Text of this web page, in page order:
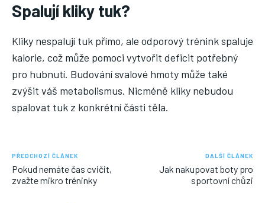
Spalují kliky tuk?
Kliky nespalují tuk přímo, ale odporový trénink spaluje
kalorie, což může pomoci vytvořit deficit potřebný
pro hubnutí. Budování svalové hmoty může také
zvýšit váš metabolismus. Nicméně kliky nebudou
spalovat tuk z konkrétní části těla.
PŘEDCHOZÍ ČLÁNEK
Pokud nemáte čas cvičit,
zvažte mikro tréninky
DALŠÍ ČLÁNEK
Jak nakupovat boty pro
sportovní chůzi